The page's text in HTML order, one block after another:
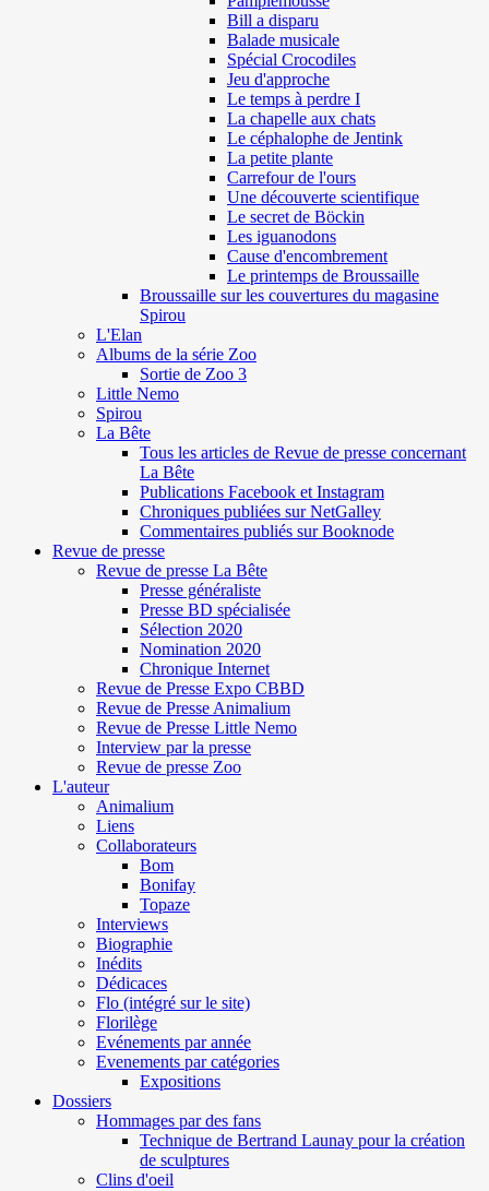
Bill a disparu
Balade musicale
Spécial Crocodiles
Jeu d'approche
Le temps à perdre I
La chapelle aux chats
Le céphalophe de Jentink
La petite plante
Carrefour de l'ours
Une découverte scientifique
Le secret de Böckin
Les iguanodons
Cause d'encombrement
Le printemps de Broussaille
Broussaille sur les couvertures du magasine
Spirou
L'Elan
Albums de la série Zoo
Sortie de Zoo 3
Little Nemo
Spirou
La Bête
Tous les articles de Revue de presse concernant
La Bête
Publications Facebook et Instagram
Chroniques publiées sur NetGalley
Commentaires publiés sur Booknode
Revue de presse
Revue de presse La Bête
Presse généraliste
Presse BD spécialisée
Sélection 2020
Nomination 2020
Chronique Internet
Revue de Presse Expo CBBD
Revue de Presse Animalium
Revue de Presse Little Nemo
Interview par la presse
Revue de presse Zoo
L'auteur
Animalium
Liens
Collaborateurs
Bom
Bonifay
Topaze
Interviews
Biographie
Inédits
Dédicaces
Flo (intégré sur le site)
Florilège
Evénements par année
Evenements par catégories
Expositions
Dossiers
Hommages par des fans
Technique de Bertrand Launay pour la création
de sculptures
Clins d'oeil